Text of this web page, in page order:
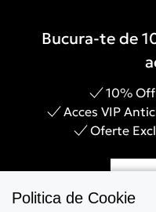
Bucura-te de
10%
Acces VIP
Oferte
Politica de Cookie